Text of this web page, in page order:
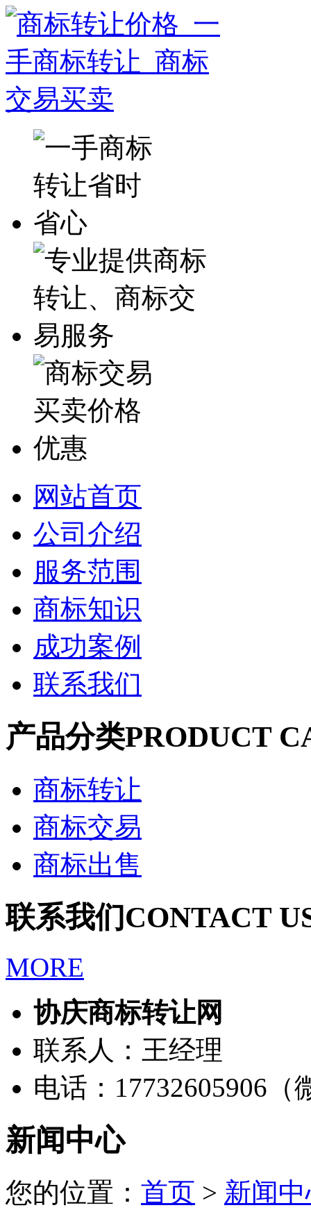
网站首页
公司介绍
服务范围
商标知识
成功案例
联系我们
产品分类PRODUCT
商标转让
商标交易
商标出售
联系我们CONTACT
MORE
协庆商标转让网
联系人：王经理
电话：17732605906（
新闻中心
您的位置： 首页 > 新闻